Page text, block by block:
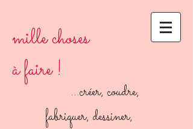
mille choses
à faire !
...créer, coudre,
fabriquer, dessiner,